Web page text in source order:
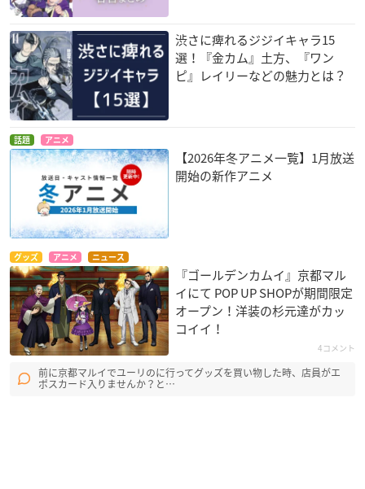
渋さに痺れるジジイキャラ15
選！『金カム』土方、『ワン
ピ』レイリーなどの魅力とは？
話題 アニメ
【2026年冬アニメ一覧】1月放送
開始の新作アニメ
グッズ アニメ ニュース
『ゴールデンカムイ』京都マル
イにて POP UP SHOPが期間限定
オープン！洋装の杉元達がカッ
コイイ！
4コメント
前に京都マルイでユーリのに行ってグッズを買い物した時、店員がエ
ポスカード入りませんか？と…